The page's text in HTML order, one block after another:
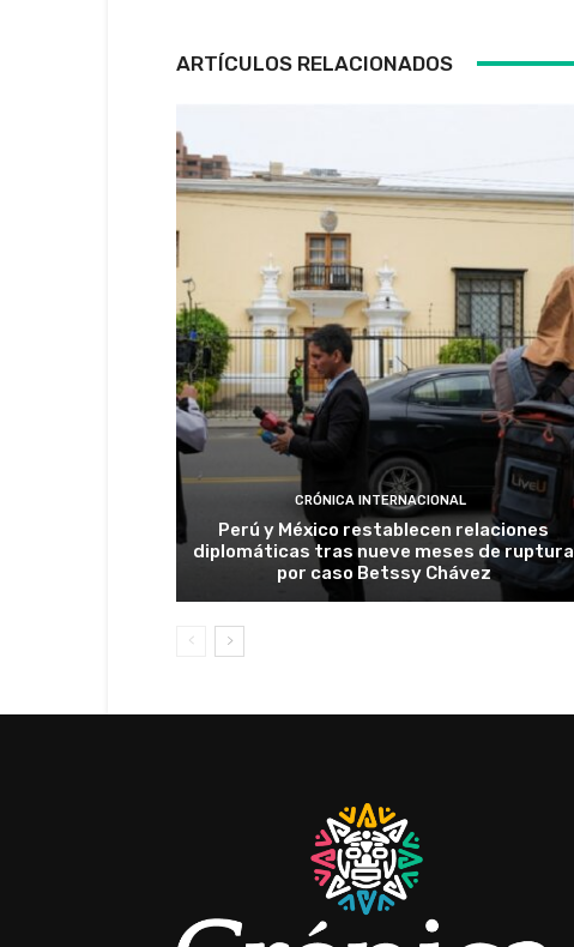
ARTÍCULOS RELACIONADOS
CRÓNICA INTERNACIONAL
Perú y México restablecen relaciones
diplomáticas tras nueve meses de ruptura
por caso Betssy Chávez